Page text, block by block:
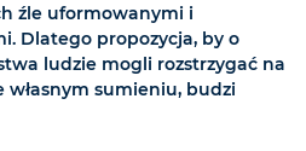
źle uformowanymi i
Dlatego propozycja, by o
ludzie mogli rozstrzygać na
sumieniu, budzi